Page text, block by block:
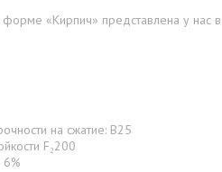
форме «Кирпич» представлена у нас
на сжатие: В25
F₂200